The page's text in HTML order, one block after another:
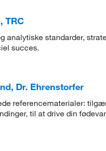
TRC
analytiske standarder,
succes.
Dr. Ehrenstorfer
referencematerialer:
til at drive din